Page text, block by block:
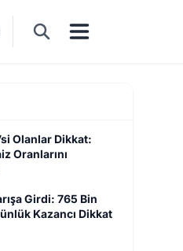
Olanlar Dikkat:
Oranlarını
Girdi: 765 Bin
Kazancı Dikkat